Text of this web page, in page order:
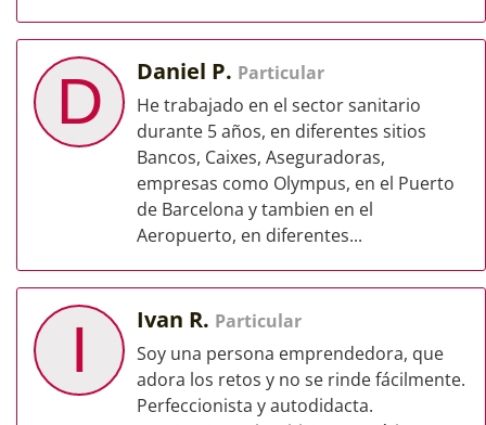
D Daniel P. Particular
He trabajado en el sector sanitario
durante 5 años, en diferentes sitios
Bancos, Caixes, Aseguradoras,
empresas como Olympus, en el Puerto
de Barcelona y tambien en el
Aeropuerto, en diferentes...
I Ivan R. Particular
Soy una persona emprendedora, que
adora los retos y no se rinde fácilmente.
Perfeccionista y autodidacta.